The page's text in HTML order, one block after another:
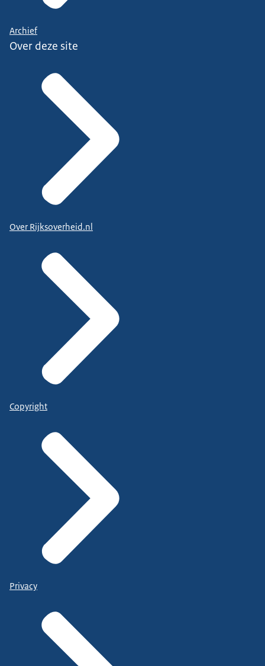
Archief
Over deze site
Over Rijksoverheid.nl
Copyright
Privacy